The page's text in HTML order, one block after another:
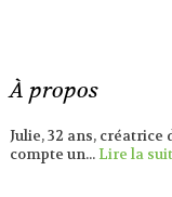
À propos
Julie, 32 ans, créatrice
compte un...Lire la